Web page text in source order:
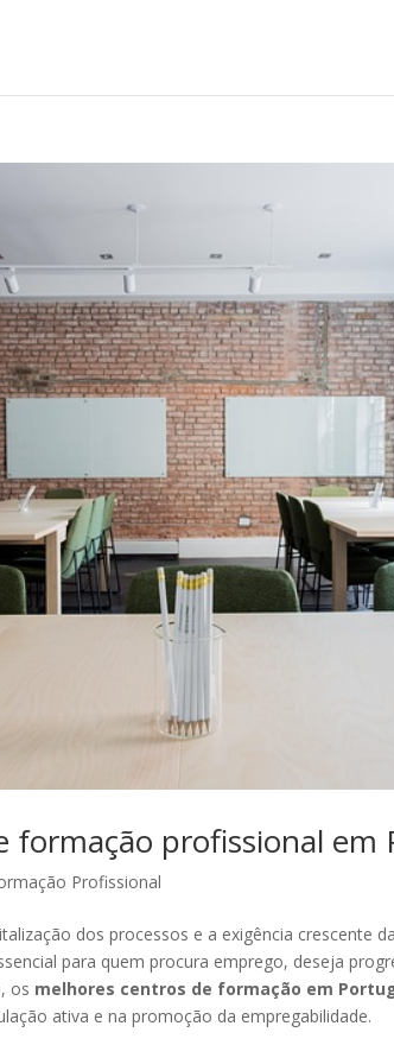
formação profissional em
Profissional
dos processos e a exigência crescente
para quem procura emprego, deseja
os melhores centros de formação em
ativa e na promoção da empregabilidade.